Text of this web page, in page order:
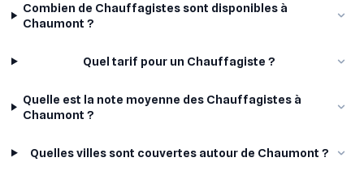
Combien de Chauffagistes sont disponibles à
Chaumont ?
Quel tarif pour un Chauffagiste ?
Quelle est la note moyenne des Chauffagistes à
Chaumont ?
Quelles villes sont couvertes autour de Chaumont ?